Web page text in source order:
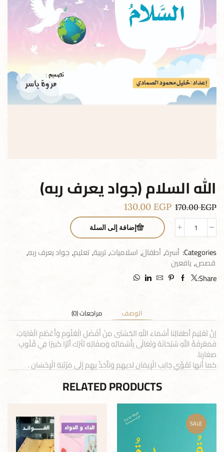
الله السلام (جواد يعرف ربه)
170.00EGP
130.00 EGP
إضافة إلى السلة
Categories: أسرة,أطفال, اسلاميات,تربية,تعليم,جواد يعرف ربه,
قصص,يافعين
Share:
الوصف مراجعات (0)
إنَّ تَعْلِيمَ أطفالِنا أَسْمَاءَ اللَّهِ الحُسْنَى مِنْ أَفْضَلِ الْعُلُومِ وَأَعْظَمِ الْغَايَاتِ.
فَمَعْرِفَةُ اللَّهِ سُبْحَانَهُ وَتَعَالَى بِأَسْمَائِهِ وَصِفَاتِهِ تَتْرُك أثرًا كبيرًا فِي قُلُوبِ
صغارِنا.
كما أنها تَقَوِّي جَانِب الْإِيمَان لديهم وَتأخذُ بِهِم إلَى مَرْتَبَةِ الْإِحْسَانِ .
RELATED PRODUCTS
SALE